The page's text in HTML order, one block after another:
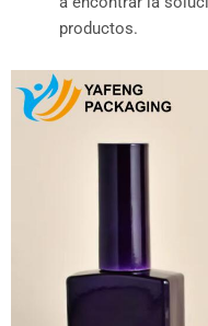
productos.